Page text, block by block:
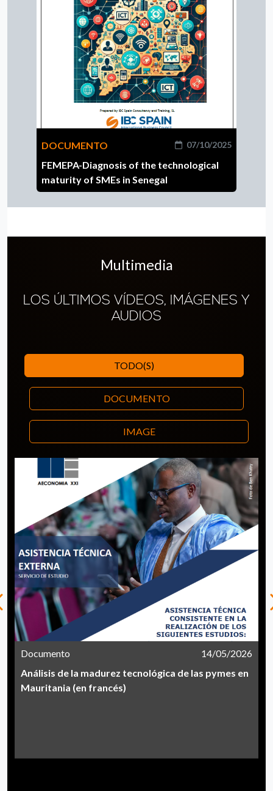
DOCUMENTO 07/10/2025
FEMEPA-Diagnosis of the technological
maturity of SMEs in Senegal
Multimedia
LOS ÚLTIMOS VÍDEOS, IMÁGENES Y
AUDIOS
TODO(S)
DOCUMENTO
IMAGE
Documento
14/05/2026
Análisis de la madurez tecnológica de las pymes en
Mauritania (en francés)